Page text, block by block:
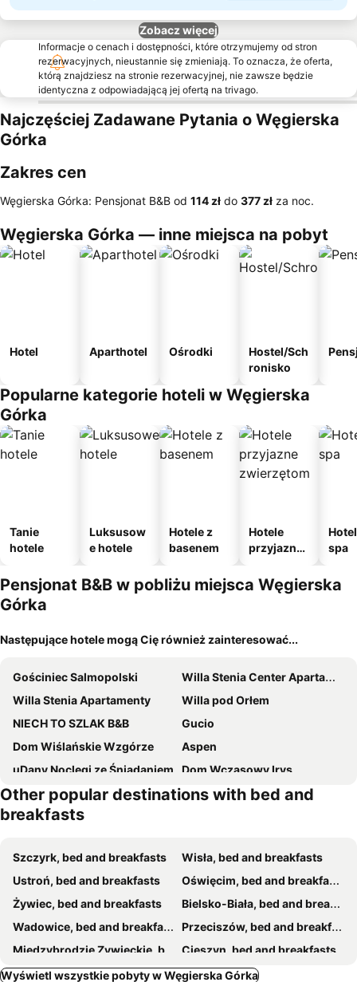
Zobacz więcej
Informacje o cenach i dostępności, które otrzymujemy od stron
rezerwacyjnych, nieustannie się zmieniają. To oznacza, że oferta,
którą znajdziesz na stronie rezerwacyjnej, nie zawsze będzie
identyczna z odpowiadającą jej ofertą na trivago.
Najczęściej Zadawane Pytania o Węgierska
Górka
Zakres cen
Węgierska Górka: Pensjonat B&B od ‎114 zł do ‎377 zł za noc.
Węgierska Górka — inne miejsca na pobyt
Hotel Aparthotel Ośrodki
Hostel/Sch
ronisko
Popularne kategorie hoteli w Węgierska
Górka
Tanie
hotele
Luksusow
e hotele
Hotele z
basenem
Hotele
przyjazne
m
spa
Pensjonat B&B w pobliżu miejsca Węgierska
Górka
Następujące hotele mogą Cię również zainteresować...
Gościniec Salmopolski
Willa Stenia Center Apartamenty
Willa Stenia Apartamenty
Willa pod Orłem
NIECH TO SZLAK B&B
Gucio
Dom Wiślańskie Wzgórze
Aspen
uDany Noclegi ze Śniadaniem
Dom Wczasowy Irys
Jagnienawinie
Rezydencja Pod Ochorowiczówką B&B
Beskid Rest Apartments
Het Groene Dak
Stara Chata w Beskidach
Willa Zagroniówka
Zielona Łąka
WIDOQ Resort Szczyrk
Noclegi Laguna
Willa Zwolakówka
Montiva Relax & Wellness
Złoty Szałas
Willa Rodzinna
Willa Bianka
Mecikowka
Other popular destinations with bed and
breakfasts
Szczyrk, bed and breakfasts
Wisła, bed and breakfasts
Ustroń, bed and breakfasts
Oświęcim, bed and breakfasts
Żywiec, bed and breakfasts
Bielsko-Biała, bed and breakfasts
Wadowice, bed and breakfasts
Przeciszów, bed and breakfasts
Miedzybrodzie Zywieckie, bed and breakfasts
Cieszyn, bed and breakfasts
Brenna, bed and breakfasts
Zawoja, bed and breakfasts
Wyświetl wszystkie pobyty w Węgierska Górka